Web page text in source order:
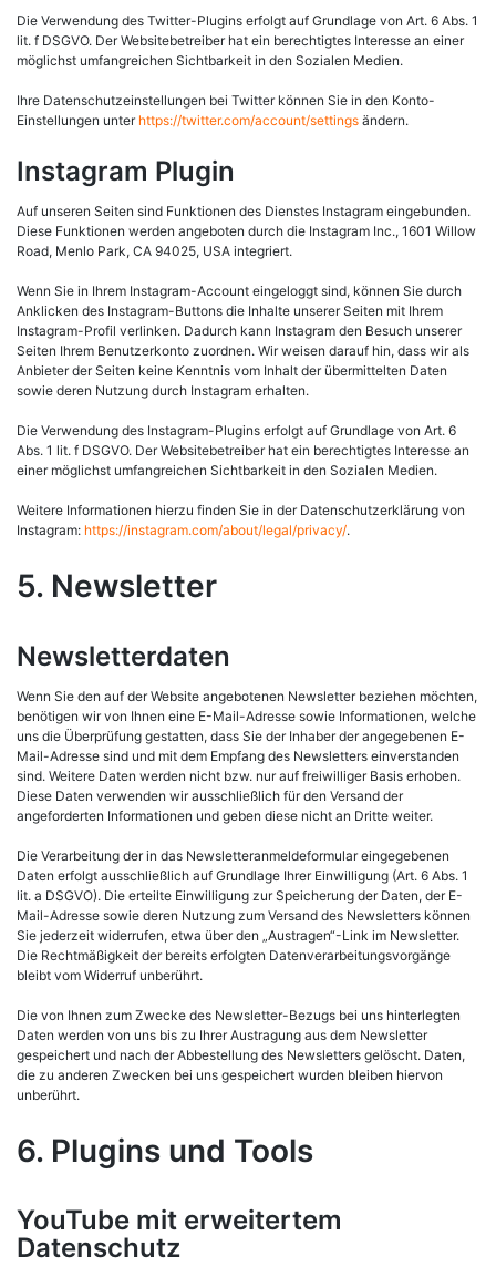
Die Verwendung des Twitter-Plugins erfolgt auf Grundlage von Art. 6 Abs. 1
lit. f DSGVO. Der Websitebetreiber hat ein berechtigtes Interesse an einer
möglichst umfangreichen Sichtbarkeit in den Sozialen Medien.
Ihre Datenschutzeinstellungen bei Twitter können Sie in den Konto-
Einstellungen unter https://twitter.com/account/settings ändern.
Instagram Plugin
Auf unseren Seiten sind Funktionen des Dienstes Instagram eingebunden.
Diese Funktionen werden angeboten durch die Instagram Inc., 1601 Willow
Road, Menlo Park, CA 94025, USA integriert.
Wenn Sie in Ihrem Instagram-Account eingeloggt sind, können Sie durch
Anklicken des Instagram-Buttons die Inhalte unserer Seiten mit Ihrem
Instagram-Profil verlinken. Dadurch kann Instagram den Besuch unserer
Seiten Ihrem Benutzerkonto zuordnen. Wir weisen darauf hin, dass wir als
Anbieter der Seiten keine Kenntnis vom Inhalt der übermittelten Daten
sowie deren Nutzung durch Instagram erhalten.
Die Verwendung des Instagram-Plugins erfolgt auf Grundlage von Art. 6
Abs. 1 lit. f DSGVO. Der Websitebetreiber hat ein berechtigtes Interesse an
einer möglichst umfangreichen Sichtbarkeit in den Sozialen Medien.
Weitere Informationen hierzu finden Sie in der Datenschutzerklärung von
Instagram: https://instagram.com/about/legal/privacy/.
5. Newsletter
Newsletterdaten
Wenn Sie den auf der Website angebotenen Newsletter beziehen möchten,
benötigen wir von Ihnen eine E-Mail-Adresse sowie Informationen, welche
uns die Überprüfung gestatten, dass Sie der Inhaber der angegebenen E-
Mail-Adresse sind und mit dem Empfang des Newsletters einverstanden
sind. Weitere Daten werden nicht bzw. nur auf freiwilliger Basis erhoben.
Diese Daten verwenden wir ausschließlich für den Versand der
angeforderten Informationen und geben diese nicht an Dritte weiter.
Die Verarbeitung der in das Newsletteranmeldeformular eingegebenen
Daten erfolgt ausschließlich auf Grundlage Ihrer Einwilligung (Art. 6 Abs. 1
lit. a DSGVO). Die erteilte Einwilligung zur Speicherung der Daten, der E-
Mail-Adresse sowie deren Nutzung zum Versand des Newsletters können
Sie jederzeit widerrufen, etwa über den „Austragen“-Link im Newsletter.
Die Rechtmäßigkeit der bereits erfolgten Datenverarbeitungsvorgänge
bleibt vom Widerruf unberührt.
Die von Ihnen zum Zwecke des Newsletter-Bezugs bei uns hinterlegten
Daten werden von uns bis zu Ihrer Austragung aus dem Newsletter
gespeichert und nach der Abbestellung des Newsletters gelöscht. Daten,
die zu anderen Zwecken bei uns gespeichert wurden bleiben hiervon
unberührt.
6. Plugins und Tools
YouTube mit erweitertem
Datenschutz